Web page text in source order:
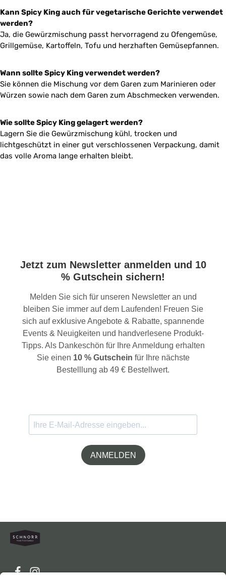
Kann Spicy King auch für vegetarische Gerichte verwendet
werden?
Ja, die Gewürzmischung passt hervorragend zu Ofengemüse,
Grillgemüse, Kartoffeln, Tofu und herzhaften Gemüsepfannen.
Wann sollte Spicy King verwendet werden?
Sie können die Mischung vor dem Garen zum Marinieren oder
Würzen sowie nach dem Garen zum Abschmecken verwenden.
Wie sollte Spicy King gelagert werden?
Lagern Sie die Gewürzmischung kühl, trocken und
lichtgeschützt in einer gut verschlossenen Verpackung, damit
das volle Aroma lange erhalten bleibt.
Jetzt zum Newsletter anmelden und 10
% Gutschein sichern!
Melden Sie sich für unseren Newsletter an und
bleiben Sie immer auf dem Laufenden! Freuen Sie
sich auf exklusive Angebote & Rabatte, spannende
Events & Neuigkeiten und handverlesene Produkt-
Tipps. Als Dankeschön für Ihre Anmeldung erhalten
Sie einen 10 % Gutschein für Ihre nächste
Bestelllung ab 49 € Bestellwert.
ANMELDEN